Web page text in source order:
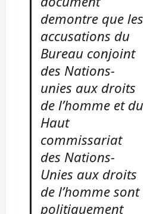
demontre que les
accusations du
Bureau conjoint
des Nations-
unies aux droits
de l’homme et du
Haut
commissariat
des Nations-
Unies aux droits
de l’homme sont
politiquement